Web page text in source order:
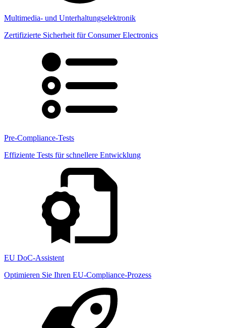
Multimedia- und Unterhaltungselektronik
Zertifizierte Sicherheit für Consumer Electronics
Pre-Compliance-Tests
Effiziente Tests für schnellere Entwicklung
EU DoC-Assistent
Optimieren Sie Ihren EU-Compliance-Prozess